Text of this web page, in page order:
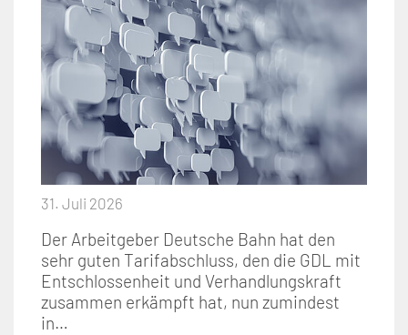
31. Juli 2026
Der Arbeitgeber Deutsche Bahn hat den
sehr guten Tarifabschluss, den die GDL mit
Entschlossenheit und Verhandlungskraft
zusammen erkämpft hat, nun zumindest
in…